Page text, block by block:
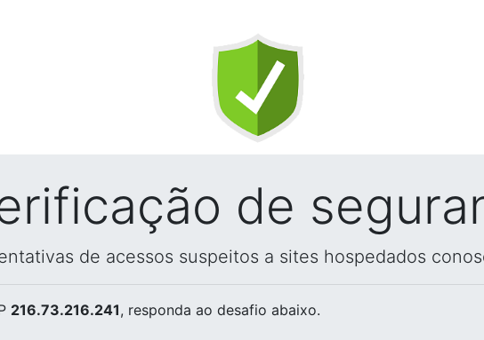
de
de acessos suspeitos a sites hospedados
216.73.216.241, responda ao desafio abaixo.